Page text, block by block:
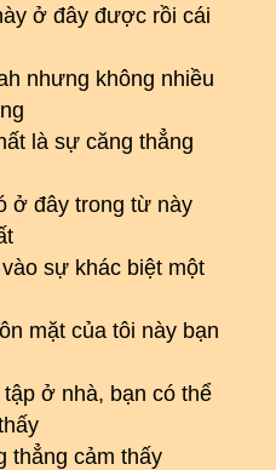
ở đây được rồi cái
nhưng không nhiều
là sự căng thẳng
ở đây trong từ này
sự khác biệt một
mặt của tôi này bạn
ở nhà, bạn có thể
thẳng cảm thấy